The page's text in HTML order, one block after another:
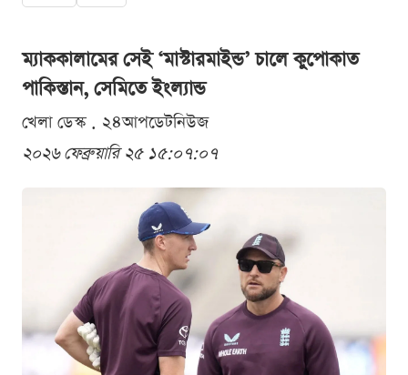
ম্যাককালামের সেই ‘মাস্টারমাইন্ড’ চালে কুপোকাত
পাকিস্তান, সেমিতে ইংল্যান্ড
খেলা ডেস্ক . ২৪আপডেটনিউজ
২০২৬ ফেব্রুয়ারি ২৫ ১৫:০৭:০৭